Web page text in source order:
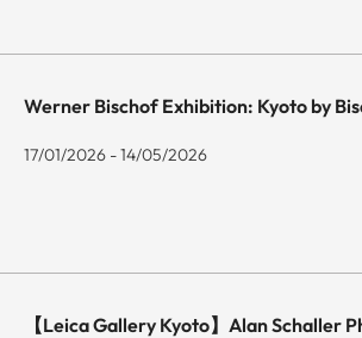
Werner Bischof Exhibition: Kyoto by
17/01/2026 - 14/05/2026
【Leica Gallery Kyoto】Alan Schaller